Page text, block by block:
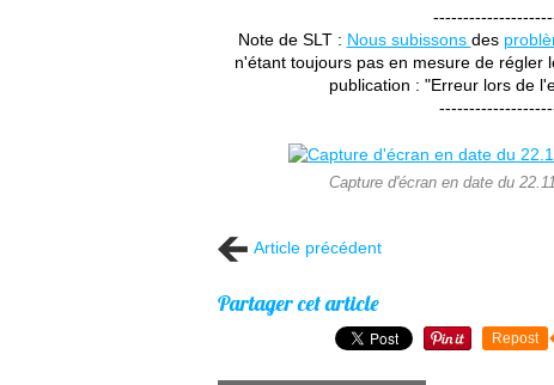
Note de SLT : Nous subissons des
n'étant toujours pas en mesure de régler
publication : "Erreur lors de
Capture d'écran en date du
Article précédent
Partager cet article
Repost